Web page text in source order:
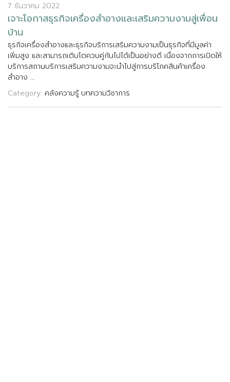
7 ธันวาคม 2022
เจาะโอกาสธรกจเครองสอางและเสรมความงามสเพอน
บาน
ธรกจเครองสอางและธรกจบรการเสรมความงามเปนธรกจทมมลคา
เพมสง และสามารถเตบโตควบคกนไปไดเปนอยางด เนองจากการเปดให
บรการสถานบรการเสรมความงามจะนไปสการบรโภคสนคาเครอง
สอาง ...
Category: คลังความรู้บทความวิชาการ